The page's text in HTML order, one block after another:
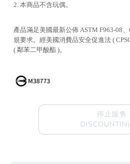
2. 本商品不含玩偶。
產品滿足美國最新公佈 ASTM F963-08
規要求。經美國消費品安全促進法 (
( 鄰苯二甲酸酯 )。
停止販售